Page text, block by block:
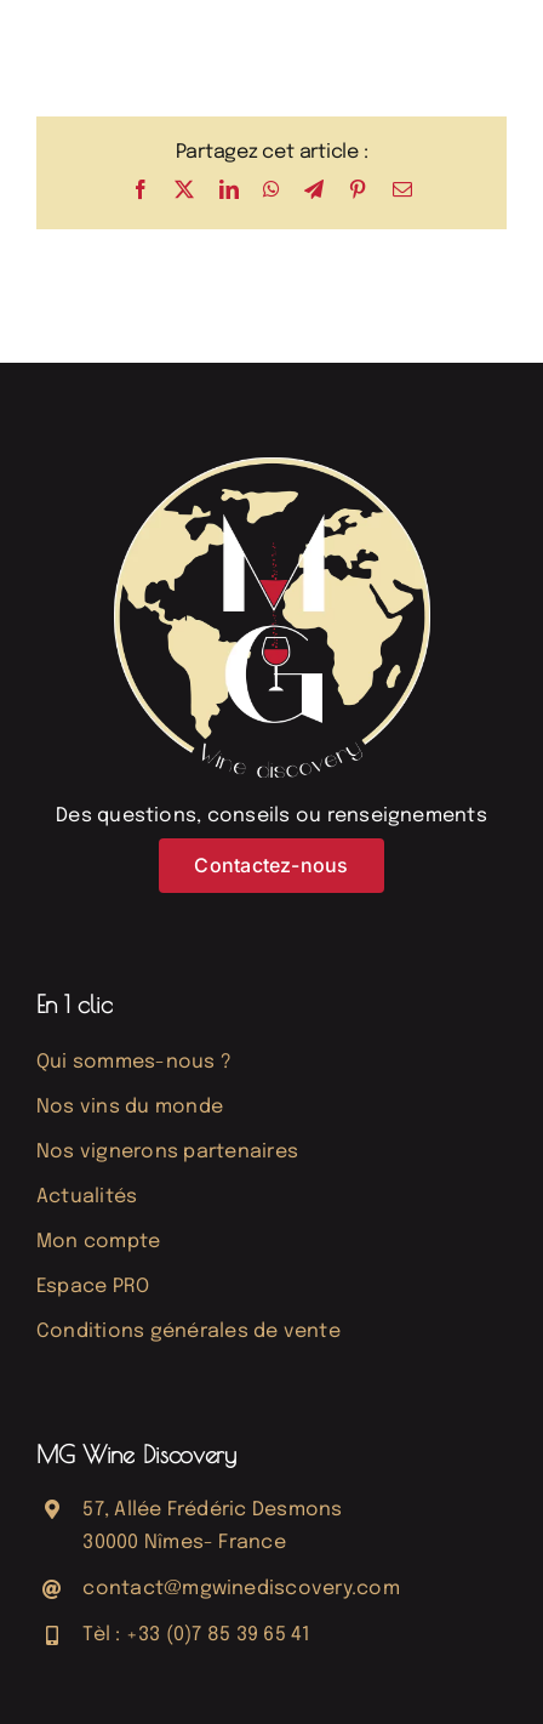
Partagez cet article :
Facebook LinkedInWhatsApp
TelegramPinterestEmail
Des questions, conseils ou renseignements
Contactez-nous
En 1 clic
Qui sommes-nous ?
Nos vins du monde
Nos vignerons partenaires
Actualités
Mon compte
Espace PRO
Conditions générales de vente
MG Wine Discovery
57, Allée Frédéric Desmons
30000 Nîmes- France
contact@mgwinediscovery.com
Tèl : +33 (0)7 85 39 65 41